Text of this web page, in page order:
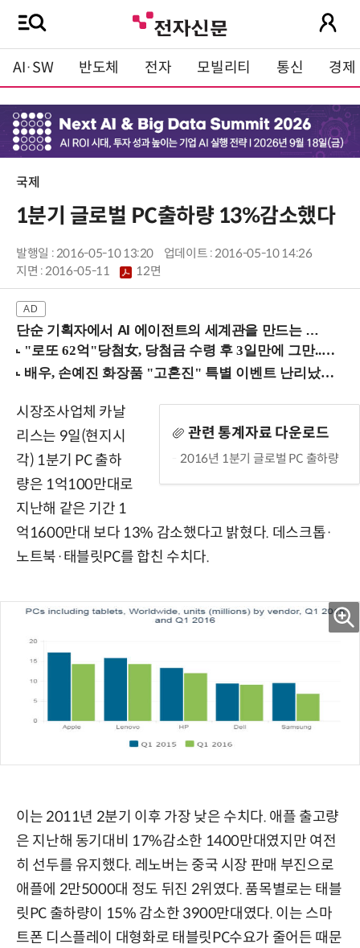
AI·SW 반도체 전자 모빌리티 통신 경제
국제
1분기 글로벌 PC출하량 13%감소했다
발행일 : 2016-05-10 13:20
업데이트 : 2016-05-10 14:26
지면 :2016-05-11 12면
단순 기획자에서 AI 에이전트의 세계관을 만드는 지식 설계자로.. (8/20 강남역)
관련 통계자료 다운로드
2016년 1분기 글로벌 PC 출하량
시장조사업체 카날
리스는 9일(현지시
각) 1분기 PC 출하
량은 1억100만대로
지난해 같은 기간 1
억1600만대 보다 13% 감소했다고 밝혔다. 데스크톱·
노트북·태블릿PC를 합친 수치다.
이는 2011년 2분기 이후 가장 낮은 수치다. 애플 출고량
은 지난해 동기대비 17%감소한 1400만대였지만 여전
히 선두를 유지했다. 레노버는 중국 시장 판매 부진으로
애플에 2만5000대 정도 뒤진 2위였다. 품목별로는 태블
릿PC 출하량이 15% 감소한 3900만대였다. 이는 스마
트폰 디스플레이 대형화로 태블릿PC수요가 줄어든 때문